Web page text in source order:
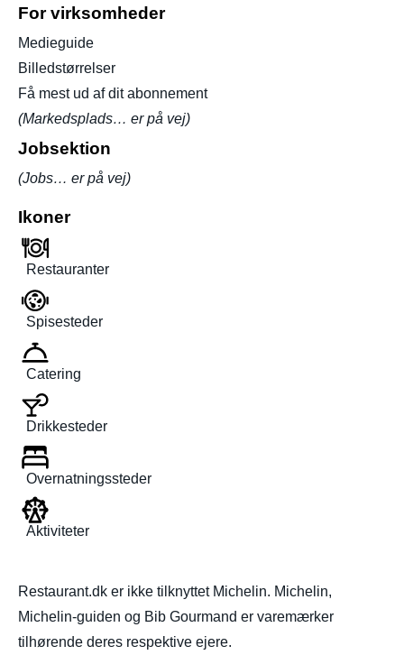
For virksomheder
Medieguide
Billedstørrelser
Få mest ud af dit abonnement
(Markedsplads… er på vej)
Jobsektion
(Jobs… er på vej)
Ikoner
Restauranter
Spisesteder
Catering
Drikkesteder
Overnatningssteder
Aktiviteter
Restaurant.dk er ikke tilknyttet Michelin. Michelin,
Michelin-guiden og Bib Gourmand er varemærker
tilhørende deres respektive ejere.